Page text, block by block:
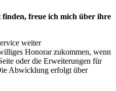
finden, freue ich mich über ihre
weiter
Honorar zukommen, wenn
oder die Erweiterungen für
Abwicklung erfolgt über